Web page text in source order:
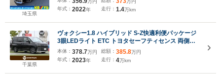
埼玉県
シートヒーター/デジタルインナーミラー/ASV/フル
年式： 2022年
走行： 1.4万km
千葉県
ヴォクシー1.8 ハイブリッド S-Z快適利便パッケージ
3眼LEDライト ETC トヨタセーフティセンス 両側パ
ワースライドドア 純正コネクティッドナビ 地デジTV
DVD CD Bluetooth バックカメラ ドライブレコーダ
ー 純正17インチアルミホイル
本体： 378.7万円
年式： 2023年
総額： 385.8万円
走行： 4万km